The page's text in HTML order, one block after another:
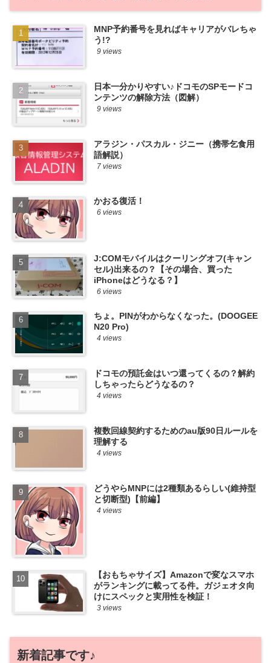
MNP予約番号を見ればキャリアがバレちゃ
う!?
9 views
日本一分かりやすい♪ドコモのSPモードコ
ンテンツの解除方法（図解）
9 views
アラジン・パスカル・ジニー（携帯乞食用
語解説）
7 views
かおる復活！
6 views
J:COMモバイルはクーリングオフ(キャン
セル)出来るの？【その場合、買った
iPhoneはどうなる？】
6 views
ちょ。PINがわからなくなった。(DOOGEE
N20 Pro)
4 views
ドコモの預託金はいつ還ってくるの？解約
しちゃったらどうなるの？
4 views
複数回線契約するためのau版90日ルールを
理解する
4 views
どうやらMNPには2種類あるらしい(維持型
と切断型)【前編】
4 views
【おもちゃサイズ】Amazonで変なスマホ
がランキングに載ってる件。ガジェオタ向
けにスペックと実用性を検証！
3 views
新着記事です♪